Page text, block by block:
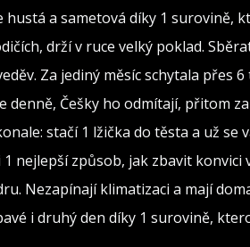
a sametová díky 1 surovině,
drží v ruce velký poklad.
Za jediný měsíc schytala
denně, Češky ho odmítají, přitom
stačí 1 lžička do těsta a už se
nejlepší způsob, jak zbavit konvici
Nezapínají klimatizaci a mají
i druhý den díky 1 surovině,